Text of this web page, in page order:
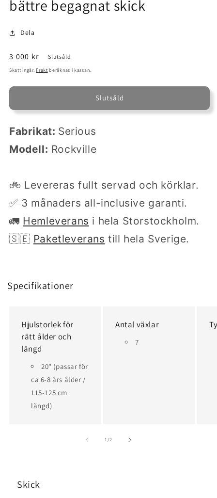
bättre begagnat skick
Dela
Ordinarie
pris
3 000 kr Slutsåld
Skatt ingår. Frakt beräknas i kassan.
Slutsåld
Fabrikat: Serious
Modell: Rockville
🚲 Levereras fullt servad och körklar.
✅ 3 månaders all-inclusive garanti.
🚛 Hemleverans i hela Storstockholm.
🇸🇪 Paketleverans till hela Sverige.
Specifikationer
Hjulstorlek för
rätt ålder och
längd
20" (passar för
ca 6-8 års ålder /
115-125 cm
längd)
Antal växlar
7
1/av2
Skick